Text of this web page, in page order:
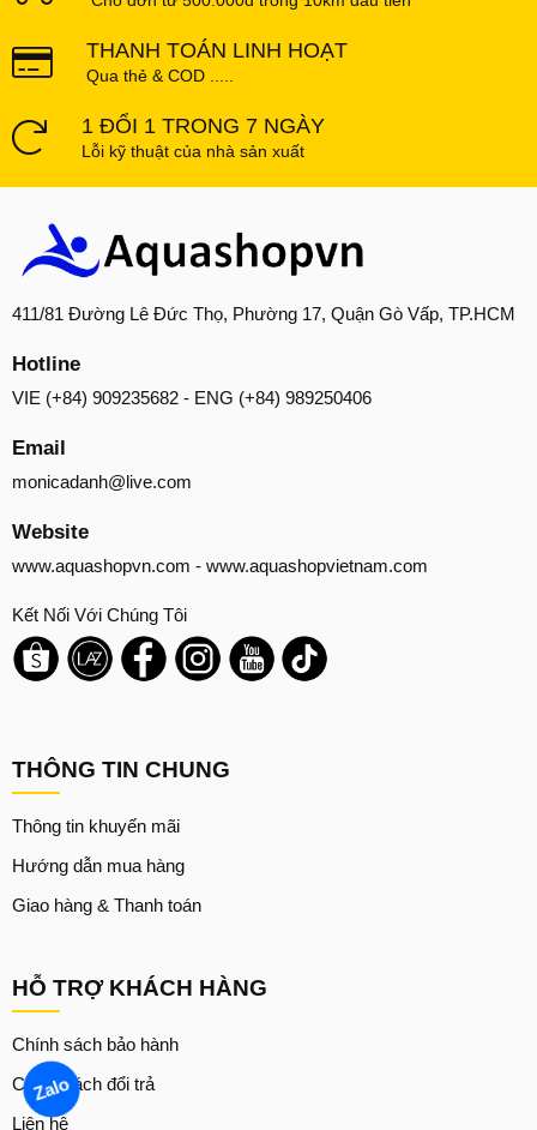
THANH TOÁN LINH HOẠT
Qua thẻ & COD .....
1 ĐỔI 1 TRONG 7 NGÀY
Lỗi kỹ thuật của nhà sản xuất
411/81 Đường Lê Đức Thọ, Phường 17, Quận Gò Vấp, TP.HCM
Hotline
VIE (+84) 909235682 - ENG (+84) 989250406
Email
monicadanh@live.com
Website
www.aquashopvn.com - www.aquashopvietnam.com
Kết Nối Với Chúng Tôi
THÔNG TIN CHUNG
Thông tin khuyến mãi
Hướng dẫn mua hàng
Giao hàng & Thanh toán
HỖ TRỢ KHÁCH HÀNG
Chính sách bảo hành
Chính sách đổi trả
Liên hệ
Zalo